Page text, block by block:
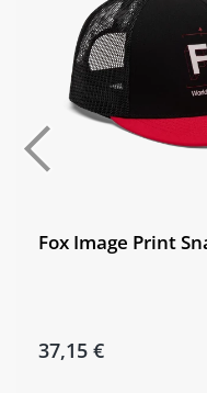
Fox Image Print
37,15 €